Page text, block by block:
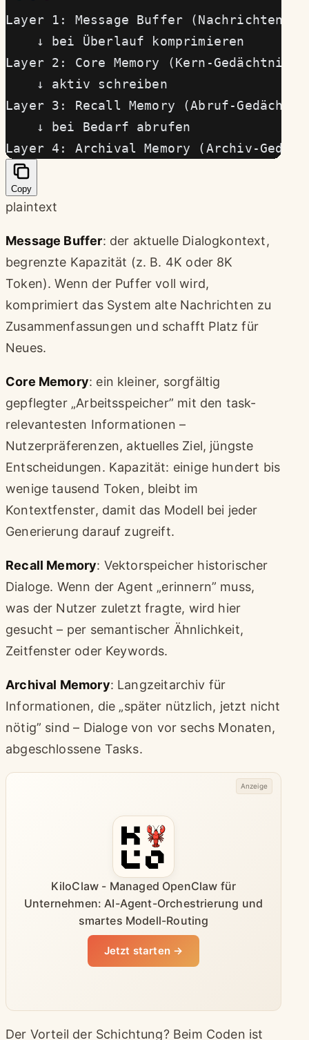
Layer 1: Message Buffer
    ↓ bei Überlauf komprimieren
Layer 2: Core Memory (Kern-Gedächtnis)
    ↓ aktiv schreiben
Layer 3: Recall Memory (Abruf-
    ↓ bei Bedarf abrufen
Layer 4: Archival Memory (Archiv-
Copy
plaintext
Message Buffer: der aktuelle Dialogkontext,
begrenzte Kapazität (z. B. 4K oder 8K
Token). Wenn der Puffer voll wird,
komprimiert das System alte Nachrichten zu
Zusammenfassungen und schafft Platz für
Neues.
Core Memory: ein kleiner, sorgfältig
gepflegter „Arbeitsspeicher” mit den task-
relevantesten Informationen –
Nutzerpräferenzen, aktuelles Ziel, jüngste
Entscheidungen. Kapazität: einige hundert bis
wenige tausend Token, bleibt im
Kontextfenster, damit das Modell bei jeder
Generierung darauf zugreift.
Recall Memory: Vektorspeicher historischer
Dialoge. Wenn der Agent „erinnern” muss,
was der Nutzer zuletzt fragte, wird hier
gesucht – per semantischer Ähnlichkeit,
Zeitfenster oder Keywords.
Archival Memory: Langzeitarchiv für
Informationen, die „später nützlich, jetzt nicht
nötig” sind – Dialoge von vor sechs Monaten,
abgeschlossene Tasks.
KiloClaw - Managed OpenClaw für
Unternehmen: AI-Agent-Orchestrierung und
smartes Modell-Routing
Jetzt starten →
Anzeige
Der Vorteil der Schichtung? Beim Coden ist